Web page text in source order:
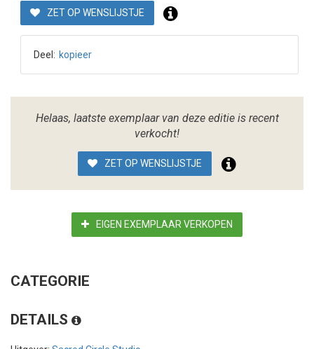
ZET OP WENSLIJSTJE
Deel: kopieer
Helaas, laatste exemplaar van deze editie is recent
verkocht!
ZET OP WENSLIJSTJE
EIGEN EXEMPLAAR VERKOPEN
CATEGORIE
DETAILS